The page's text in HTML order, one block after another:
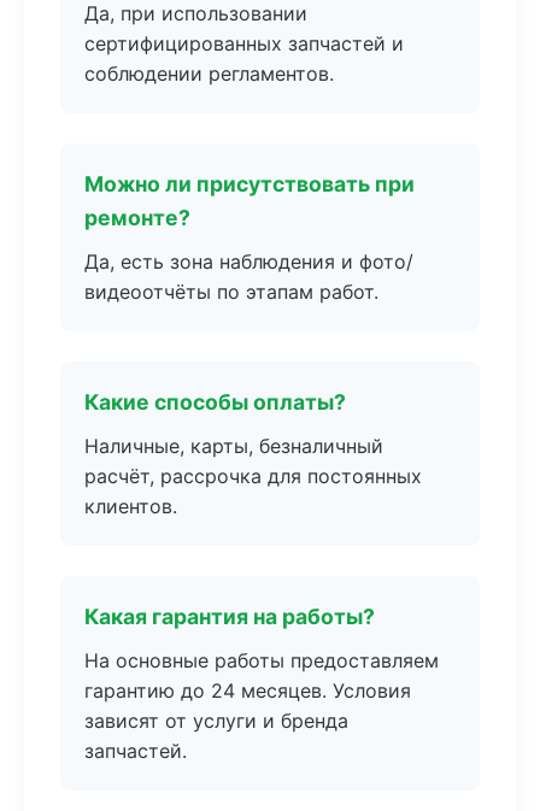
Да, при использовании
сертифицированных запчастей и
соблюдении регламентов.
Можно ли присутствовать при
ремонте?
Да, есть зона наблюдения и фото/
видеоотчёты по этапам работ.
Какие способы оплаты?
Наличные, карты, безналичный
расчёт, рассрочка для постоянных
клиентов.
Какая гарантия на работы?
На основные работы предоставляем
гарантию до 24 месяцев. Условия
зависят от услуги и бренда
запчастей.